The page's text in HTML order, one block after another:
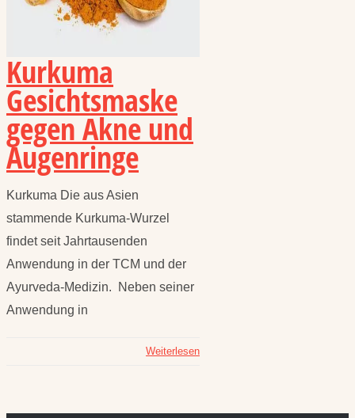
Kurkuma
Gesichtsmaske
gegen Akne und
Augenringe
Kurkuma Die aus Asien
stammende Kurkuma-Wurzel
findet seit Jahrtausenden
Anwendung in der TCM und der
Ayurveda-Medizin. Neben seiner
Anwendung in
Weiterlesen